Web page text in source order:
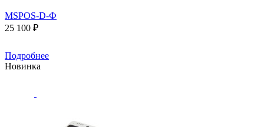
MSPOS-D-Ф
25 100 ₽
Подробнее
Новинка